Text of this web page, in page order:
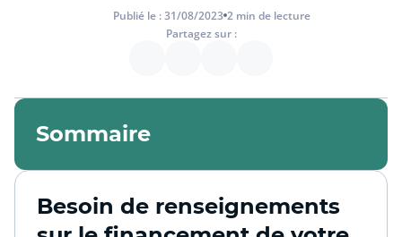
Publié le :31/08/2023 2 min de lecture
Partagez sur :
Sommaire
Besoin de renseignements